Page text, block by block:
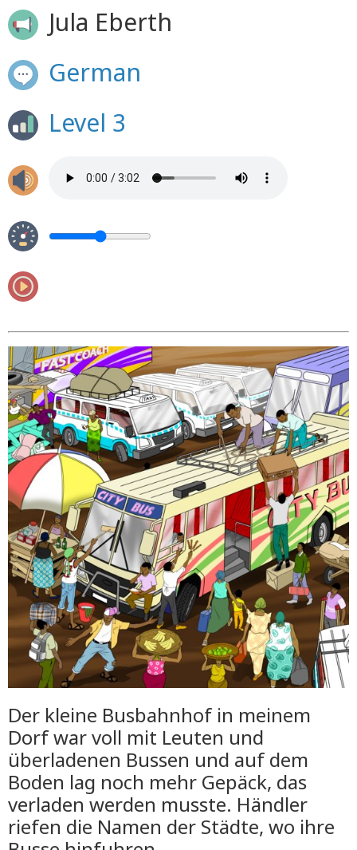
Jula Eberth
German
Level 3
Der kleine Busbahnhof in meinem
Dorf war voll mit Leuten und
überladenen Bussen und auf dem
Boden lag noch mehr Gepäck, das
verladen werden musste. Händler
riefen die Namen der Städte, wo ihre